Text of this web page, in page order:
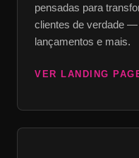
pensadas para
clientes de verdade —
lançamentos e mais.
VER LANDING